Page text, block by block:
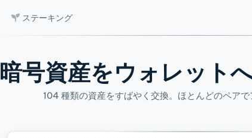
ステーキング
暗号資産をウォレット
104 種類の資産をすばやく交換。ほとんどのペアで